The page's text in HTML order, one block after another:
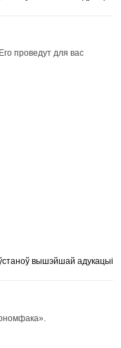
проведут для вас
вышэйшай адукацыі